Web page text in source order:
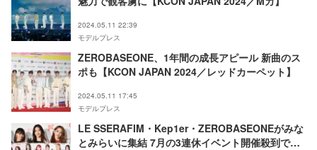
2024.05.11 22:39
モデルプレス
ZEROBASEONE、1年間の成長アピール 新曲のス
ポも【KCON JAPAN 2024／レッドカーペット】
2024.05.11 17:45
モデルプレス
LE SSERAFIM・Kep1er・ZEROBASEONEがみな
とみらいに集結 7月の3連休イベント開催殺到で